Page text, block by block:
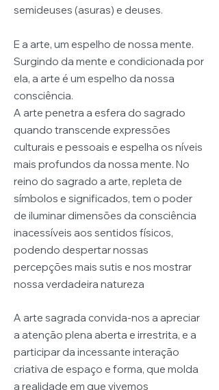
semideuses (asuras) e deuses. ​
E a arte, um espelho de nossa mente.
Surgindo da mente e condicionada por
ela, a arte é um espelho da nossa
consciência.
A arte penetra a esfera do sagrado
quando transcende expressões
culturais e pessoais e espelha os níveis
mais profundos da nossa mente. No
reino do sagrado a arte, repleta de
símbolos e significados, tem o poder
de iluminar dimensões da consciência
inacessíveis aos sentidos físicos,
podendo despertar nossas
percepções mais sutis e nos mostrar
nossa verdadeira natureza
A arte sagrada convida-nos a apreciar
a atenção plena aberta e irrestrita, e a
participar da incessante interação
criativa de espaço e forma, que molda
a realidade em que vivemos